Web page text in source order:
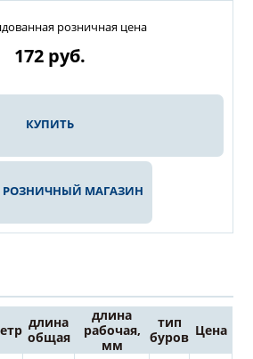
розничная цена
172 руб.
КУПИТЬ
РОЗНИЧНЫЙ МАГАЗИН
длина
общая
длина
рабочая,
мм
тип
буров Цена